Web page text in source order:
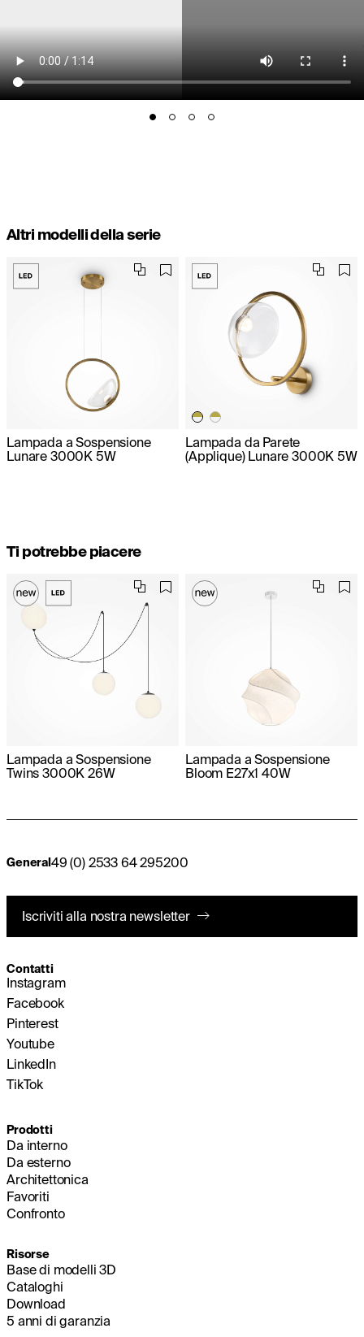
Altri modelli della serie
Lampada a Sospensione
Lunare 3000K 5W
Lampada da Parete
(Applique) Lunare 3000K 5W
Ti potrebbe piacere
Lampada a Sospensione
Twins 3000K 26W
Lampada a Sospensione
Bloom E27x1 40W
General 49 (0) 2533 64 295200
Iscriviti alla nostra newsletter
Contatti
Instagram
Facebook
Pinterest
Youtube
LinkedIn
TikTok
Prodotti
Da interno
Da esterno
Architettonica
Favoriti
Confronto
Risorse
Base di modelli 3D
Cataloghi
Download
5 anni di garanzia